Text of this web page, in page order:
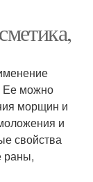
Ее можно
морщин и
и
свойства
раны,